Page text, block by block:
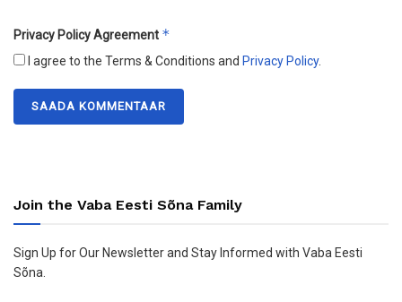
Privacy Policy Agreement *
I agree to the Terms & Conditions and Privacy Policy.
Join the Vaba Eesti Sõna Family
Sign Up for Our Newsletter and Stay Informed with Vaba Eesti
Sõna.